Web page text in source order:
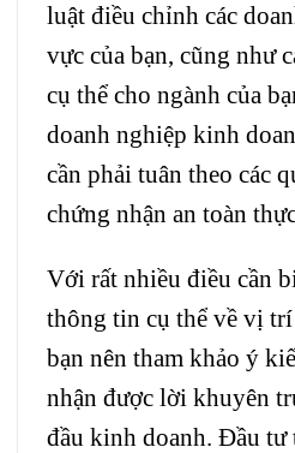
luật điều chỉnh các
vực của bạn, cũng như
cụ thể cho ngành của
doanh nghiệp kinh
cần phải tuân theo các
chứng nhận an toàn
Với rất nhiều điều cần
thông tin cụ thể về vị trí
bạn nên tham khảo ý
nhận được lời khuyên
đầu kinh doanh. Đầu tư